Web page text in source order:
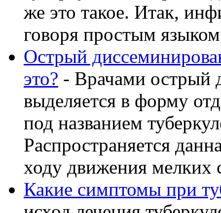
же это такое. Итак,
говоря простым
Острый
это? - Врачами острый
выделяется в форму
под названием
Распространяется
ходу движения мелких
Какие симптомы при